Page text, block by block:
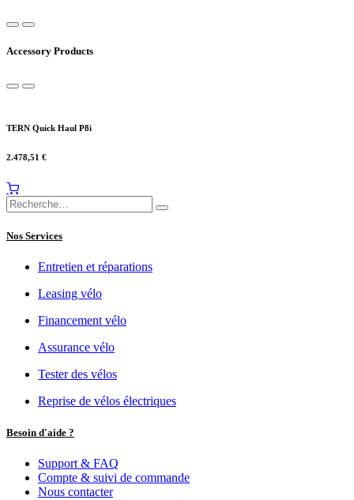
Accessory Products
TERN Quick Haul P8i
2.478,51 €
Nos Services
Entretien et réparations
Leasing vélo
Financement vélo
Assurance vélo
Tester des vélos
Reprise de vélos électriques
Besoin d'aide ?
Support & FAQ
Compte & suivi de commande
Nous contacter